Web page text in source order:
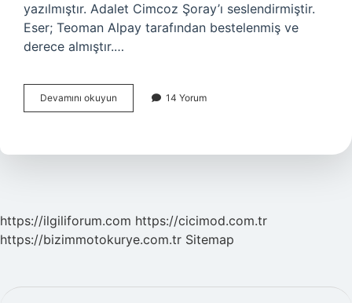
yazılmıştır. Adalet Cimcoz Şoray’ı seslendirmiştir.
Eser; Teoman Alpay tarafından bestelenmiş ve
derece almıştır.…
Devamını okuyun Karşıyım
Şarkı
Ait
14 Yorum
https://ilgiliforum.com https://cicimod.com.tr
https://bizimmotokurye.com.tr Sitemap